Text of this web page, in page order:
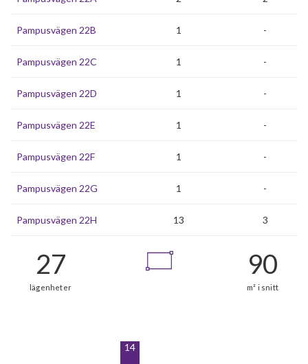
Pampusvägen 22B 1 -
Pampusvägen 22C 1 -
Pampusvägen 22D 1 -
Pampusvägen 22E 1 -
Pampusvägen 22F 1 -
Pampusvägen 22G 1 -
Pampusvägen 22H 13 3
14